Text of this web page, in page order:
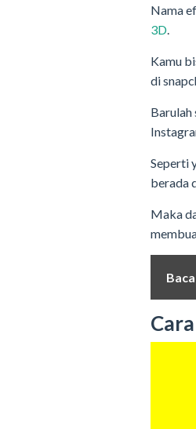
Nama
3D.
Kamu
di
Barulah
Seperti
berada
Maka